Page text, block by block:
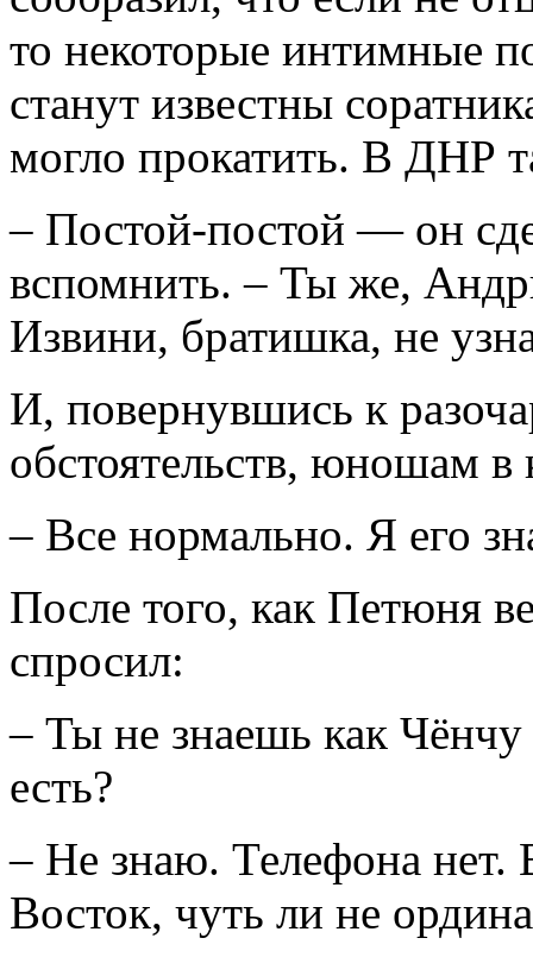
то некоторые интимные
станут известны
могло прокатить. В ДНР
– Постой-постой — он
вспомнить. – Ты же,
Извини, братишка, не
И, повернувшись к
обстоятельств, юношам
– Все нормально. Я его
После того, как Петюня
спросил:
– Ты не знаешь как
есть?
– Не знаю. Телефона нет.
Восток, чуть ли не